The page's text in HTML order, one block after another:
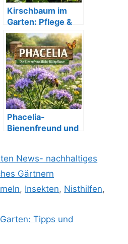
Kirschbaum im
Garten: Pflege &
Tipps für eine
reiche Ernte
Phacelia-
Bienenfreund und
News- nachhaltiges
Gärtnern
, Insekten, Nisthilfen,
Tipps und